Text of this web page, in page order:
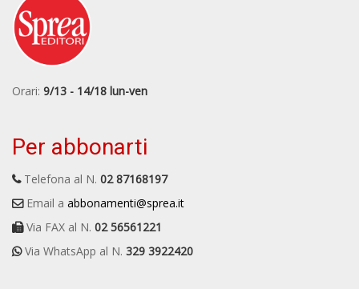
Orari: 9/13 - 14/18 lun-ven
Per abbonarti
Telefona al N. 02 87168197
Email a abbonamenti@sprea.it
Via FAX al N. 02 56561221
Via WhatsApp al N. 329 3922420